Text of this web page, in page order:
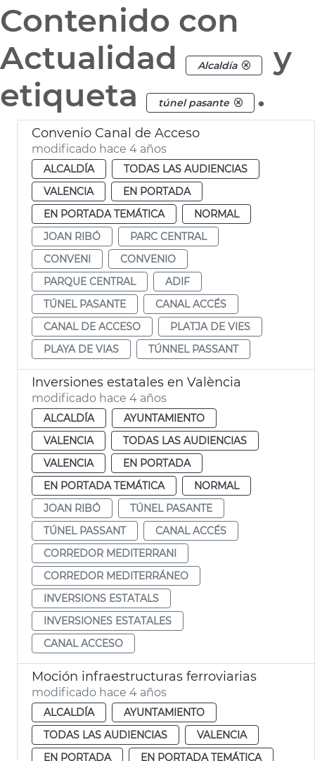
Contenido con
Actualidad
Alcaldía
y
etiqueta
túnel pasante .
Convenio Canal de Acceso
modificado hace 4 años
ALCALDÍA
TODAS LAS AUDIENCIAS
VALENCIA
EN PORTADA
EN PORTADA TEMÁTICA
NORMAL
JOAN RIBÓ
PARC CENTRAL
CONVENI
CONVENIO
PARQUE CENTRAL
ADIF
TÚNEL PASANTE
CANAL ACCÉS
CANAL DE ACCESO
PLATJA DE VIES
PLAYA DE VIAS
TÚNNEL PASSANT
Inversiones estatales en València
modificado hace 4 años
ALCALDÍA
AYUNTAMIENTO
VALENCIA
TODAS LAS AUDIENCIAS
VALENCIA
EN PORTADA
EN PORTADA TEMÁTICA
NORMAL
JOAN RIBÓ
TÚNEL PASANTE
TÚNEL PASSANT
CANAL ACCÉS
CORREDOR MEDITERRANI
CORREDOR MEDITERRÁNEO
INVERSIONS ESTATALS
INVERSIONES ESTATALES
CANAL ACCESO
Moción infraestructuras ferroviarias
modificado hace 4 años
ALCALDÍA
AYUNTAMIENTO
TODAS LAS AUDIENCIAS
VALENCIA
EN PORTADA
EN PORTADA TEMÁTICA